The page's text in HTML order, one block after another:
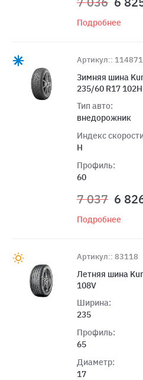
Подробнее
Артикул:: 114871
Зимняя шина
235/60 R17 102H
Тип авто:
внедорожник
Индекс
H
Профиль:
60
7 037 6
Подробнее
Артикул:: 83118
Летняя шина
108V
Ширина:
235
Профиль:
65
Диаметр:
17